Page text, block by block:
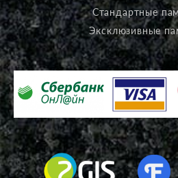
Стандартные
Эксклюзивные